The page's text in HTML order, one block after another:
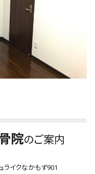
院のご案内
イクなかもず901